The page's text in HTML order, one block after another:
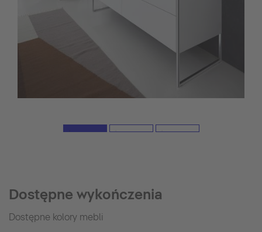
Dostępne wykończenia
Dostępne kolory mebli